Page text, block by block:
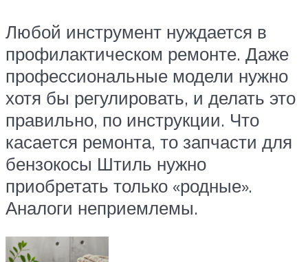
Любой инструмент нуждается в
профилактическом ремонте. Даже
профессиональные модели нужно
хотя бы регулировать, и делать это
правильно, по инструкции. Что
касается ремонта, то запчасти для
бензокосы Штиль нужно
приобретать только «родные».
Аналоги неприемлемы.